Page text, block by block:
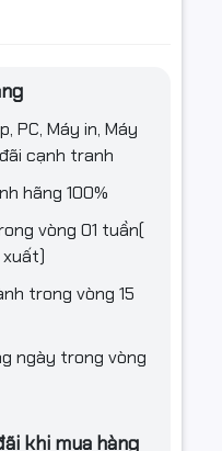
PC, Máy in, Máy
cạnh tranh
hãng 100%
vòng 01 tuần(
xuất)
trong vòng 15
ngày trong vòng
khi mua hàng